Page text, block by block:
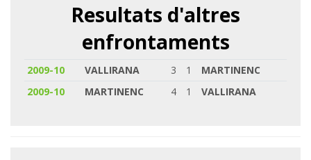
Resultats d'altres
enfrontaments
2009-10 VALLIRANA 3 1
MARTINENC
2009-10
MARTINENC 4 1 VALLIRANA